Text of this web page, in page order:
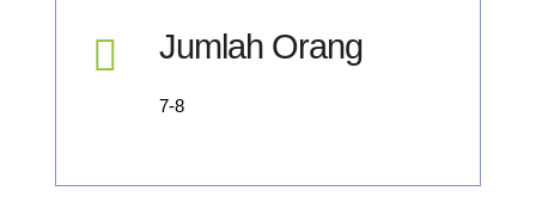
Jumlah Orang
7-8